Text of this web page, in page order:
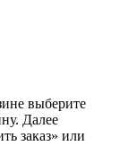
выберите
Далее
заказ» или